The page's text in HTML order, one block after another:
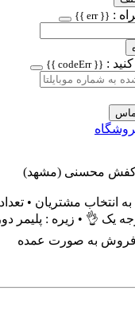
:
{{ err }}
:
{{ codeErr }}
: کفش محسنی (مشهد)
یک 👌 • زیره : پلیمر